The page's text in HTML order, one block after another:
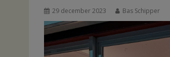
29 december 2023 Bas Schipper